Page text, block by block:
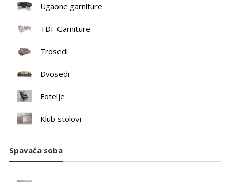
Ugaone garniture
TDF Garniture
Trosedi
Dvosedi
Fotelje
Klub stolovi
Spavaća soba